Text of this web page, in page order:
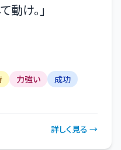
動け。 」
力強い
成功
詳しく見る →